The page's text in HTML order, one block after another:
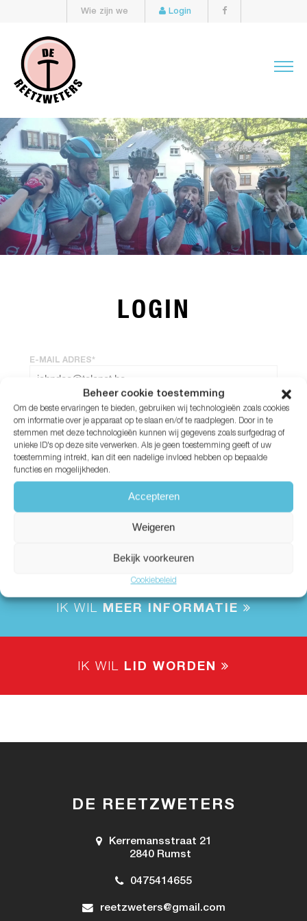
Beheer cookie toestemming
Om de beste ervaringen te bieden, gebruiken wij technologieën zoals cookies
om informatie over je apparaat op te slaan en/of te raadplegen. Door in te
stemmen met deze technologieën kunnen wij gegevens zoals surfgedrag of
unieke ID's op deze site verwerken. Als je geen toestemming geeft of uw
toestemming intrekt, kan dit een nadelige invloed hebben op bepaalde
functies en mogelijkheden.
Accepteren
Weigeren
Bekijk voorkeuren
Cookiebeleid
Wie zijn we Login
LOGIN
E-MAIL ADRES*
WACHTWOORD*
Wachtwoord vergeten?
IK WIL MEER INFORMATIE
IK WIL LID WORDEN
DE REETZWETERS
Kerremansstraat 21
2840 Rumst
0475414655
reetzweters@gmail.com